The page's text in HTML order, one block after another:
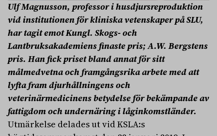
Ulf Magnusson, professor i husdjursreproduktion
vid institutionen för kliniska vetenskaper på SLU,
har tagit emotKungl. Skogs- och
Lantbruksakademiens finaste pris; A.W. Bergstens
pris. Han fick priset bland annat för sitt
målmedvetna och framgångsrika arbete med att
lyfta fram djurhållningens och
veterinärmedicinens betydelse för bekämpande av
fattigdom och undernäring i låginkomstländer.
Utmärkelse delades ut vid KSLA:s